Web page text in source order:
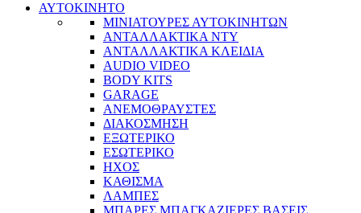
ΑΥΤΟΚΙΝΗΤΟ
ΜΙΝΙΑΤΟΥΡΕΣ ΑΥΤΟΚΙΝΗΤΩΝ
ΑΝΤΑΛΛΑΚΤΙΚΑ NTY
ΑΝΤΑΛΛΑΚΤΙΚΑ ΚΛΕΙΔΙΑ
AUDIO VIDEO
BODY KITS
GARAGE
ΑΝΕΜΟΘΡΑΥΣΤΕΣ
ΔΙΑΚΟΣΜΗΣΗ
ΕΞΩΤΕΡΙΚΟ
ΕΣΩΤΕΡΙΚΟ
ΗΧΟΣ
ΚΑΘΙΣΜΑ
ΛΑΜΠΕΣ
ΜΠΑΡΕΣ ΜΠΑΓΚΑΖΙΕΡΕΣ ΒΑΣΕΙΣ